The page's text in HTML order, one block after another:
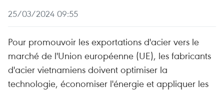
25/03/2024 09:55
Pour promouvoir les exportations d'acier vers le
marché de l'Union européenne (UE), les fabricants
d'acier vietnamiens doivent optimiser la
technologie, économiser l'énergie et appliquer les